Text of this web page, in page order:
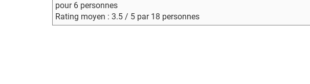
pour 6 personnes
Rating moyen : 3.5 / 5 par 18 personnes